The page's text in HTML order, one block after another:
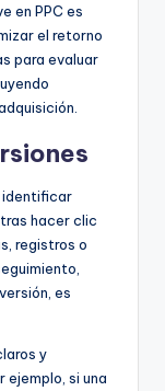
en PPC es
el retorno
para evaluar
identificar
hacer clic
registros o
es
y
si una